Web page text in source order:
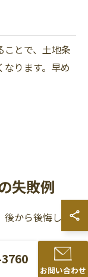
とで、土地条
ります。早め
失敗例
後から後悔して
。
お問い合わせ